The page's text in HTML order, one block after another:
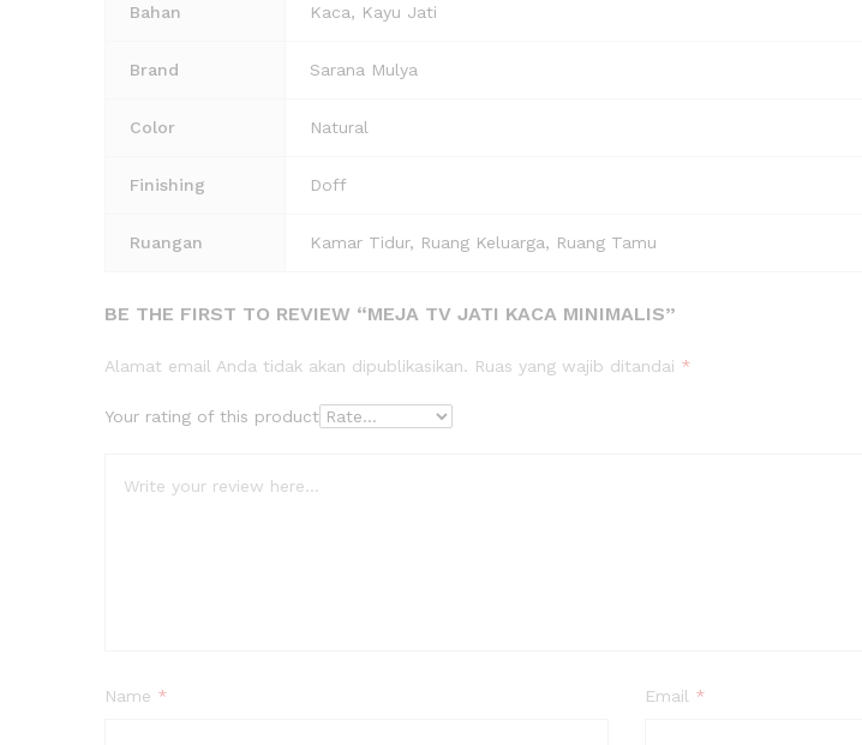
Bahan Kaca, Kayu Jati
Brand Sarana Mulya
Color Natural
Finishing Doff
Ruangan Kamar Tidur, Ruang Keluarga, Ruang Tamu
BE THE FIRST TO REVIEW “MEJA TV JATI KACA MINIMALIS”
Alamat email Anda tidak akan dipublikasikan. Ruas yang wajib ditandai *
Your rating of this product
Name * Email *